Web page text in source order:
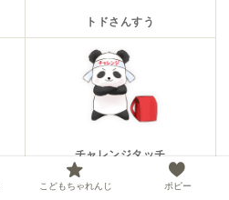
トドさんすう
チャレンジタッチ
こどもちゃれんじ ポピー